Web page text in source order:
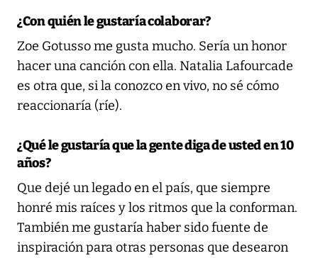
¿Con quién le gustaría colaborar?
Zoe Gotusso me gusta mucho. Sería un honor
hacer una canción con ella. Natalia Lafourcade
es otra que, si la conozco en vivo, no sé cómo
reaccionaría (ríe).
¿Qué le gustaría que la gente diga de usted en 10
años?
Que dejé un legado en el país, que siempre
honré mis raíces y los ritmos que la conforman.
También me gustaría haber sido fuente de
inspiración para otras personas que desearon